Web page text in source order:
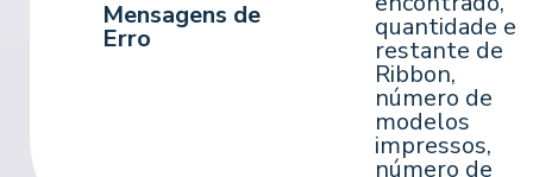
Mensagens de
Erro quantidade e
restante de
Ribbon,
número de
modelos
impressos,
número de